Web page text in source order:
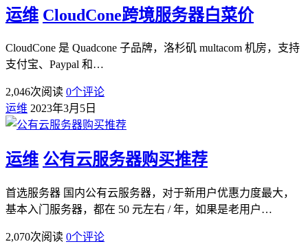
运维 CloudCone跨境服务器白菜价
CloudCone 是 Quadcone 子品牌，洛杉矶 multacom 机房，支持
支付宝、Paypal 和…
2,046次阅读 0个评论
运维 2023年3月5日
运维 公有云服务器购买推荐
首选服务器 国内公有云服务器，对于新用户优惠力度最大，
基本入门服务器，都在 50 元左右 / 年，如果是老用户…
2,070次阅读 0个评论